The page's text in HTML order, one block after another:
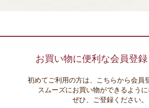
お買い物に便利な会員登録
初めてご利用の方は、こちらから会員
スムーズにお買い物ができるように
ぜひ、ご登録ください。